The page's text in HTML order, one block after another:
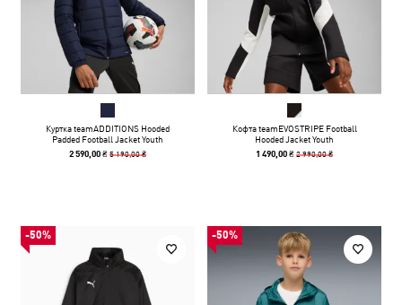
Куртка teamADDITIONS Hooded
Padded Football Jacket Youth
2 590,00 ₴5 190,00 ₴
Кофта teamEVOSTRIPE Football
Hooded Jacket Youth
1 490,00 ₴2 990,00 ₴
-50% -50%